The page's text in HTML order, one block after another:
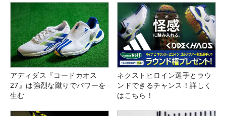
アディダス『コードカオス
27』は強烈な蹴りでパワーを
生む
ネクストヒロイン選手とラウ
ンドできるチャンス！詳しく
はこちら！